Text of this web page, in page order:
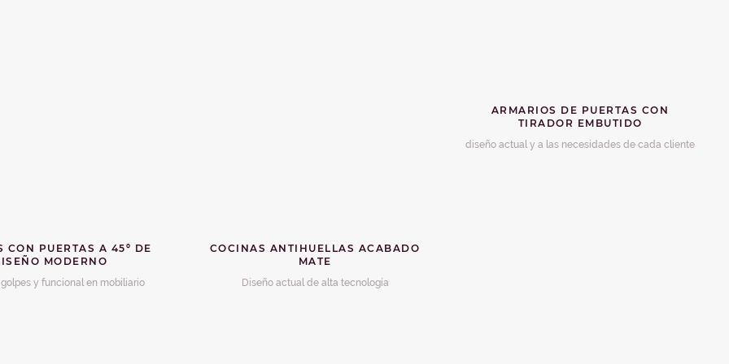
CON PUERTAS A 45º DE
MODERNO
y funcional en mobiliario
COCINAS ANTIHUELLAS ACABADO
MATE
Diseño actual de alta tecnología
ARMARIOS DE PUERTAS CON
TIRADOR EMBUTIDO
diseño actual y a las necesidades de cada cliente